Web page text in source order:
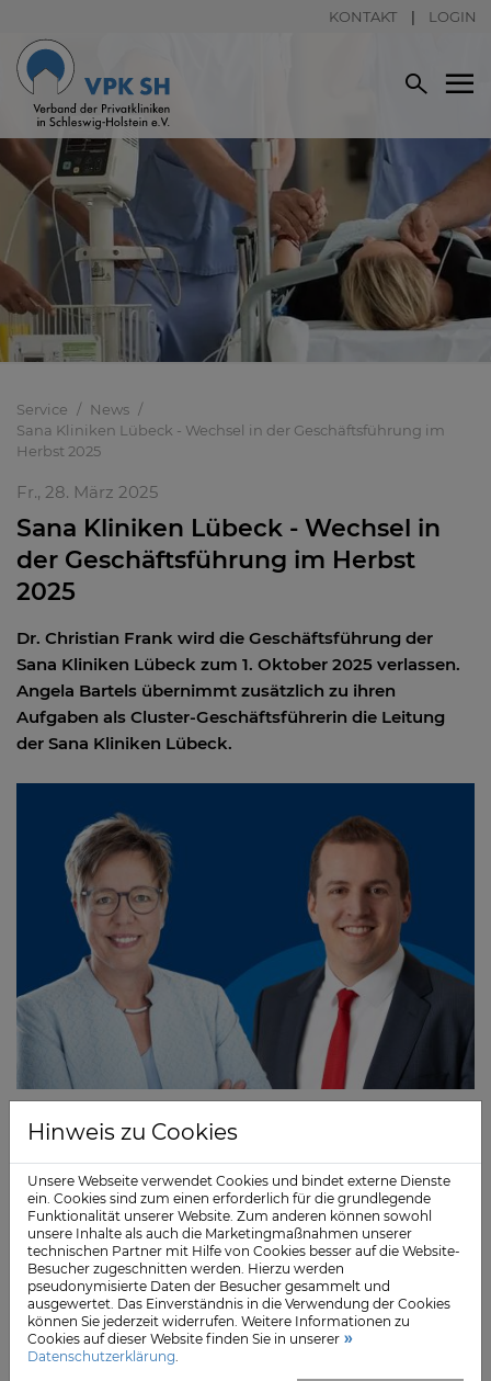
KONTAKT LOGIN
Service
News
Sana Kliniken Lübeck - Wechsel in der Geschäftsführung im
Herbst 2025
Fr., 28. März 2025
Sana Kliniken Lübeck - Wechsel in
der Geschäftsführung im Herbst
2025
Dr. Christian Frank wird die Geschäftsführung der
Sana Kliniken Lübeck zum 1. Oktober 2025 verlassen.
Angela Bartels übernimmt zusätzlich zu ihren
Aufgaben als Cluster-Geschäftsführerin die Leitung
der Sana Kliniken Lübeck.
Frank hat sich für eine neue berufliche
Herausforderung entschieden und wechselt in den
Vorstand der St. Franziskus-Stiftung Münster, mit der
die Sana Kliniken AG seit vielen Jahren eng
zusammenarbeitet. Der gebürtige Heidelberger hatte
2018 die Geschäftsführung der Sana Kliniken Lübeck
übernommen.
Angela Bartels ist bereits seit vielen Jahren als
Geschäftsführerin des Sana-Clusters Nordwest für alle
Hinweis zu Cookies
Unsere Webseite verwendet Cookies und bindet externe Dienste
ein. Cookies sind zum einen erforderlich für die grundlegende
Funktionalität unserer Website. Zum anderen können sowohl
unsere Inhalte als auch die Marketingmaßnahmen unserer
technischen Partner mit Hilfe von Cookies besser auf die Website-
Besucher zugeschnitten werden. Hierzu werden
pseudonymisierte Daten der Besucher gesammelt und
ausgewertet. Das Einverständnis in die Verwendung der Cookies
können Sie jederzeit widerrufen. Weitere Informationen zu
Cookies auf dieser Website finden Sie in unserer
Datenschutzerklärung.